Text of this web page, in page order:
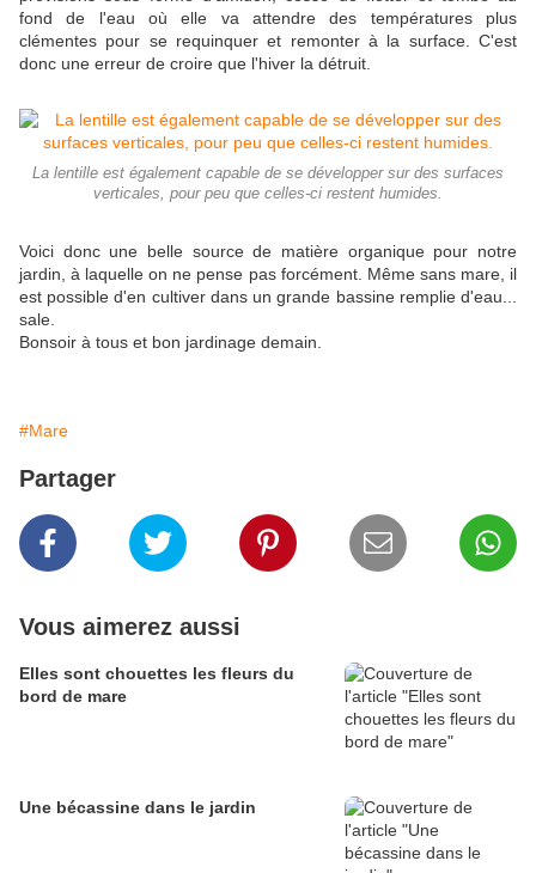
fond de l'eau où elle va attendre des températures plus
clémentes pour se requinquer et remonter à la surface. C'est
donc une erreur de croire que l'hiver la détruit.
La lentille est également capable de se développer sur des surfaces
verticales, pour peu que celles-ci restent humides.
Voici donc une belle source de matière organique pour notre
jardin, à laquelle on ne pense pas forcément. Même sans mare, il
est possible d'en cultiver dans un grande bassine remplie d'eau...
sale.
Bonsoir à tous et bon jardinage demain.
#Mare
Partager
Vous aimerez aussi
Elles sont chouettes les fleurs du
bord de mare
Une bécassine dans le jardin